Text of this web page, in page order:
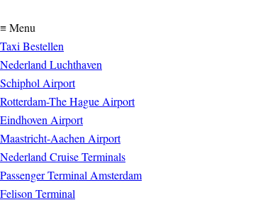
≡ Menu
Taxi Bestellen
Nederland Luchthaven
Schiphol Airport
Rotterdam-The Hague Airport
Eindhoven Airport
Maastricht-Aachen Airport
Nederland Cruise Terminals
Passenger Terminal Amsterdam
Felison Terminal